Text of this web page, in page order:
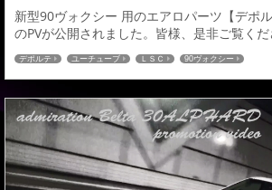
新型90ヴォクシー 用のエアロパーツ【デポ
のPVが公開されました。皆様、是非ご覧くだ
デポルテ ユーチューブ ＬＳＣ 90ヴォクシー